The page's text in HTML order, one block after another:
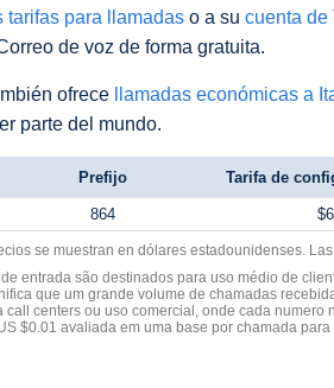
tarifas para llamadas o a su cuenta de
de voz de forma gratuita.
ofrece
llamadas económicas a
parte del mundo.
Prefijo Tarifa de
864
se muestran en dólares estadounidenses.
entrada são destinados para uso médio de
que um grande volume de chamadas
call centers ou uso comercial, onde cada
$0.01 avaliada em uma base por chamada